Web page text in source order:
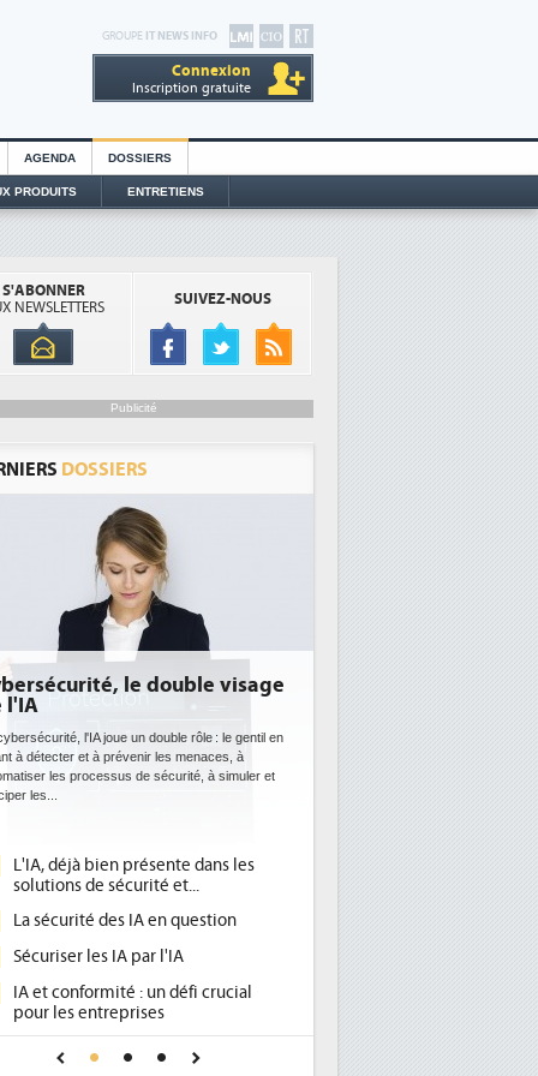
GROUPE IT NEWS INFO
Connexion
Inscription gratuite
AGENDA DOSSIERS
PRODUITS ENTRETIENS
S'ABONNER
NEWSLETTERS
SUIVEZ-NOUS
Publicité
DOSSIERS
l'efficacité énergétique
une obligation pour les
datacenters plus durables et plus efficaces, c'est
recherchent les pouvoirs publics européens
la mise en oeuvre de la nouvelle Directive sur
Qu'est-ce que la DEE (directive
d'efficacité énergétique) ?
DEE, une pression administrative
place pour répondre à...
Phocea DC dans les cordes pour la